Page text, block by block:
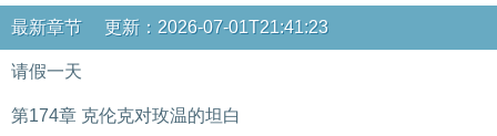
最新章节 更新：2026-07-01T21:41:23
请假一天
第174章 克伦克对玫温的坦白